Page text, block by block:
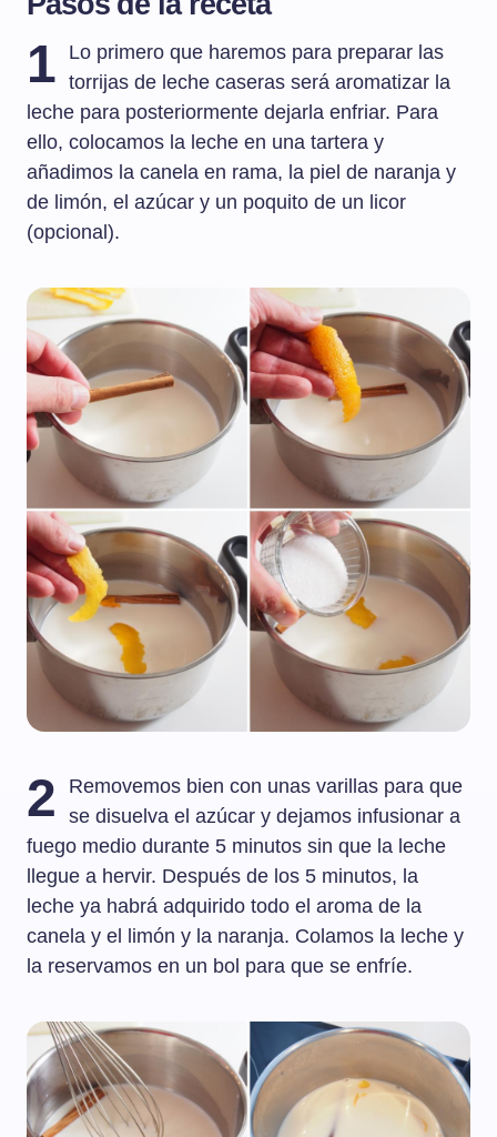
1
Lo primero que haremos para preparar las
torrijas de leche caseras será aromatizar la
leche para posteriormente dejarla enfriar. Para
ello, colocamos la leche en una tartera y
añadimos la canela en rama, la piel de naranja y
de limón, el azúcar y un poquito de un licor
(opcional).
2
Removemos bien con unas varillas para que
se disuelva el azúcar y dejamos infusionar a
fuego medio durante 5 minutos sin que la leche
llegue a hervir. Después de los 5 minutos, la
leche ya habrá adquirido todo el aroma de la
canela y el limón y la naranja. Colamos la leche y
la reservamos en un bol para que se enfríe.